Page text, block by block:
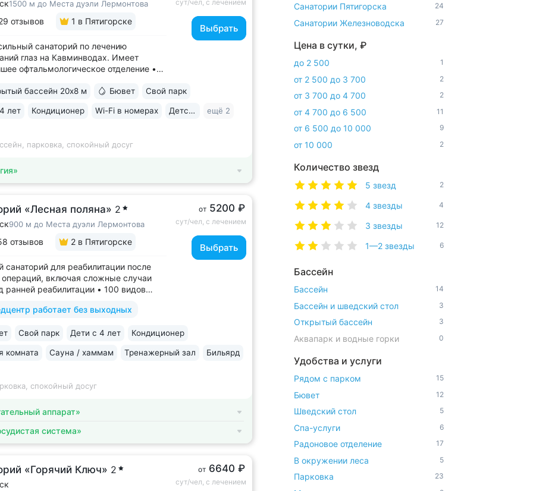
1500 м до Места дуэли Лермонтова
отзывов 1 в Пятигорске
санаторий по лечению
глаз на Кавминводах. Имеет
офтальмологическое отделение •
доступности: Место дуэли Лермонтова,
вокруг Машука. В 5 минутах ж/д
сут/чел, с лечением
Выбрать
бассейн 20х8 м Бювет Свой парк
лет Кондиционер Wi-Fi в номерах Детская комната ещё 2
парковка, спокойный досуг
«Лесная поляна» 2
900 м до Места дуэли Лермонтова
отзывов 2 в Пятигорске
санаторий для реабилитации после
включая сложные случаи
ранней реабилитации • 100 видов
медуслуг и процедур • Доступная
в столовой • Расположен...
работает без выходных
от 5200 ₽
сут/чел, с лечением
Выбрать
Свой парк Дети с 4 лет Кондиционер
комната Сауна / хаммам Тренажерный зал Бильярд
спокойный досуг
аппарат»
система»
«Горячий Ключ» 2 от 6640 ₽
сут/чел, с лечением
Санатории Пятигорска 24
Санатории Железноводска 27
Цена в сутки, ₽
до 2 500 1
от 2 500 до 3 700 2
от 3 700 до 4 700 2
от 4 700 до 6 500 11
от 6 500 до 10 000 9
от 10 000 2
Количество звезд
5 звезд 2
4 звезды 4
3 звезды 12
1—2 звезды 6
Бассейн
Бассейн 14
Бассейн и шведский стол 3
Открытый бассейн 3
Аквапарк и водные горки 0
Удобства и услуги
Рядом с парком 15
Бювет 12
Шведский стол 5
Спа-услуги 6
Радоновое отделение 17
В окружении леса 5
Парковка 23